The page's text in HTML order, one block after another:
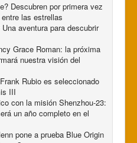
Descubren por primera vez
las estrellas
aventura para descubrir
Grace Roman: la próxima
nuestra visión del
Rubio es seleccionado
III
con la misión Shenzhou-23:
un año completo en el
pone a prueba Blue Origin